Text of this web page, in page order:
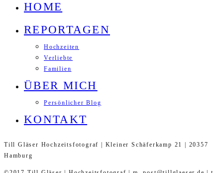
HOME
REPORTAGEN
Hochzeiten
Verliebte
Familien
ÜBER MICH
Persönlicher Blog
KONTAKT
Till Gläser Hochzeitsfotograf | Kleiner Schäferkamp 21 | 20357
Hamburg